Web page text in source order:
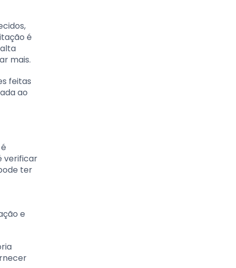
é
mais.
feitas
ao
verificar
ter
e